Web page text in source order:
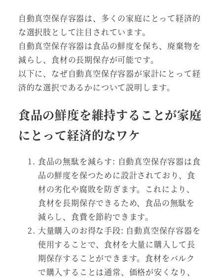
自動真空保存容器は、多くの家庭にとって経済的
な選択肢として注目されています。
自動真空保存容器は食品の鮮度を保ち、廃棄物を
減らし、食材の長期保存が可能です。
以下に、なぜ自動真空保存容器が家計にとって経
済的な選択であるかについて説明します。
食品の鮮度を維持することが家庭
にとって経済的なワケ
食品の無駄を減らす: 自動真空保存容器は食
品の鮮度を保つために設計されており、食
材の劣化や腐敗を防ぎます。これにより、
食材を長期保存できるため、食品の無駄を
減らし、食費を節約できます。
大量購入のお得な手段: 自動真空保存容器を
使用することで、食材を大量に購入して長
期保存することができます。食材をバルク
で購入することは通常、価格が安くなり、